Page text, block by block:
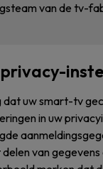
van de tv-
dat uw smart-tv
in uw
van gegevens